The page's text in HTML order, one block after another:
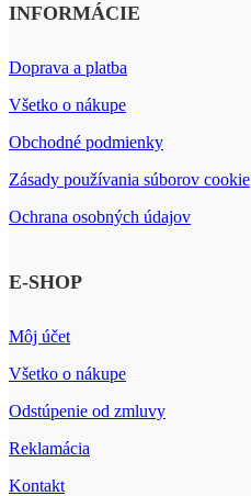
INFORMÁCIE
Doprava a platba
Všetko o nákupe
Obchodné podmienky
Zásady používania súborov cookie
Ochrana osobných údajov
E-SHOP
Môj účet
Všetko o nákupe
Odstúpenie od zmluvy
Reklamácia
Kontakt